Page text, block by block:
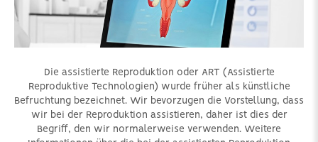
Die assistierte Reproduktion oder ART (Assistierte
Reproduktive Technologien) wurde früher als künstliche
Befruchtung bezeichnet. Wir bevorzugen die Vorstellung, dass
wir bei der Reproduktion assistieren, daher ist dies der
Begriff, den wir normalerweise verwenden. Weitere